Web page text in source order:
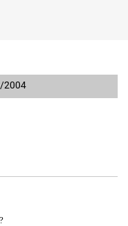
2004